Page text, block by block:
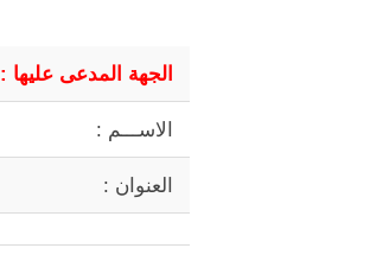
الجهة المدعى عليها :
الاســـم :
العنوان :